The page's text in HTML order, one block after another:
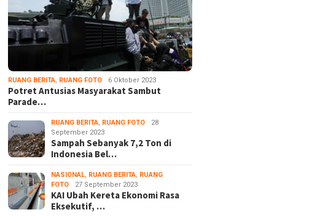
RUANG BERITA, RUANG FOTO 6 Oktober 2023
Potret Antusias Masyarakat Sambut
Parade…
RUANG BERITA, RUANG FOTO
28
September 2023
Sampah Sebanyak 7,2 Ton di
Indonesia Bel…
NASIONAL, RUANG BERITA, RUANG
FOTO
27 September 2023
KAI Ubah Kereta Ekonomi Rasa
Eksekutif, …